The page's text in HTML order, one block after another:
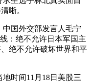
晰。
中国外交部发言人毛宁
：绝不允许日本军国主
绝不允许破坏世界和平
时间11月18日美股三